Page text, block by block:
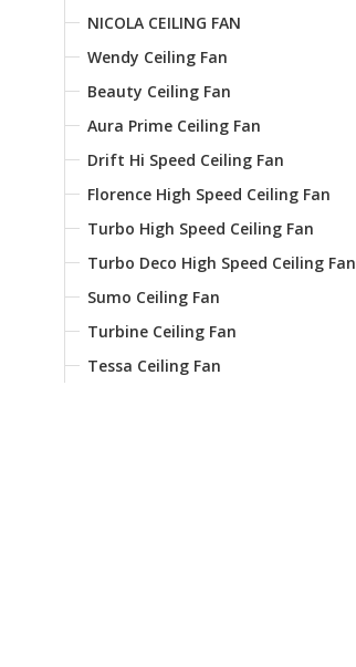
NICOLA CEILING FAN
Wendy Ceiling Fan
Beauty Ceiling Fan
Aura Prime Ceiling Fan
Drift Hi Speed Ceiling Fan
Florence High Speed Ceiling Fan
Turbo High Speed Ceiling Fan
Turbo Deco High Speed Ceiling Fan
Sumo Ceiling Fan
Turbine Ceiling Fan
Tessa Ceiling Fan